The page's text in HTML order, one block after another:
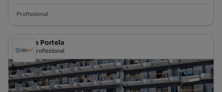
Profissional
Casa da Portela
Profissional